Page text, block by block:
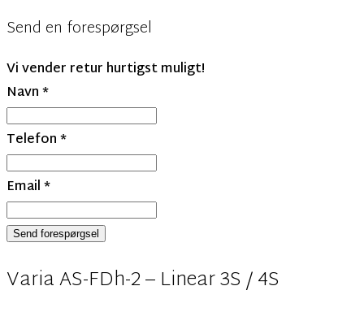
Send en forespørgsel
Vi vender retur hurtigst muligt!
Navn*
Telefon*
Email*
Send forespørgsel
Varia AS-FDh-2 – Linear 3S / 4S